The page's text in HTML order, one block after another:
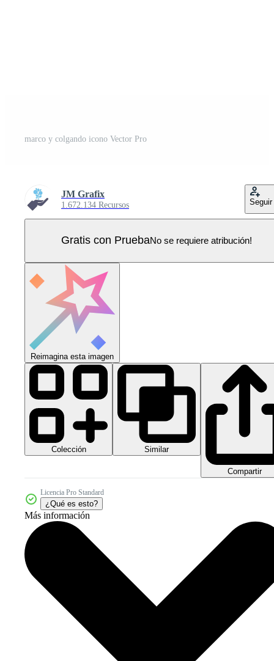
marco y colgando icono Vector Pro
JM Grafix
1.672.134 Recursos Seguir
Gratis con PruebaNo se requiere atribución!
Reimagina esta imagen
Colección Similar
Compartir
Licencia Pro Standard
¿Qué es esto?
Más información